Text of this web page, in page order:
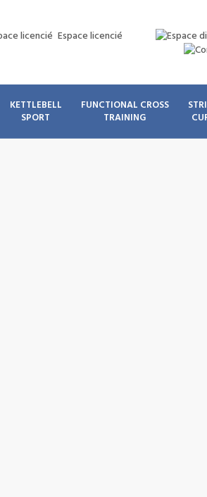
Espace licencié
KETTLEBELL
SPORT
FUNCTIONAL CROSS
TRAINING